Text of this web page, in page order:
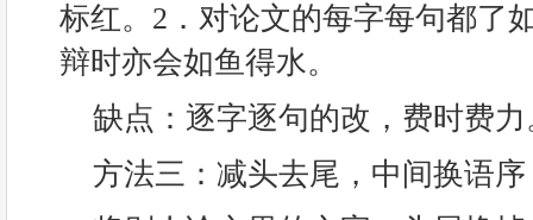
标红。2．对论文的每字每句都了
辩时亦会如鱼得水。
缺点：逐字逐句的改，费时费力
方法三：减头去尾，中间换语序